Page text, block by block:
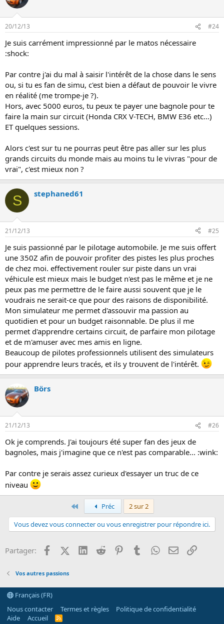
20/12/13 #24
Je suis carrément impressionné par le matos nécessaire
:shock:
Par contre j'ai du mal à saisir l'intérêt de la chose dans le sens
ou, si tu es fan de simu, c'est bien a défaut de pouvoir le vivre
en réalité (me trompe-je ?).
Hors, avec 5000 euros, tu peux te payer une bagnole pour te
faire la main sur circuit (Honda CRX V-TECH, BMW E36 etc...)
ET quelques sessions.
Alors c'est sur tu ne pourras peut être pas aller sur les plus
grands circuits du monde mais au moins tu le vivras "pour de
vrai", c'est mieux non ?
S stephaned61
21/12/13 #25
Je suis passionné par le pilotage automobile. Je me suis offert
une 350Z afin de pouvoir profiter des pistes les plus proches
de chez moi. effectivement rouler sur piste dans un vrai
véhicule est mieux mais le budget n'est pas le même et je ne
peux pas me permettre de le faire aussi souvent que je le
voudrais ne serait-ce que pour des raisons de disponibilité.
Mon simulateur me permet d'assouvir ma passion au
quotidien et pour un budget raisonnable. De plus il me
permet d'apprendre certains circuit, de parfaire mon pilotage
et de m'amuser avec mes amis en ligne.
Beaucoup de pilotes professionnels utilisent des simulateurs
pour apprendre leurs tracés, et ils y trouvent de l'intérêt.
Börs
21/12/13 #26
Ok je comprends. J'ai toujours été super fan des jeux de
bagnoles, mais j'imagine que ce n'est pas comparable... :wink:
Par contre je serais assez curieux d'essayer un truc de ce
niveau
PremierPréc
2 sur 2
Vous devez vous connecter ou vous enregistrer pour répondre ici.
Partager: FacebookX (Twitter)
LinkedInReddit PinterestTumblrWhatsApp
EmailLien
Vos autres passions
Français (FR)
Nous contacter
Termes et règles
Politique de confidentialité
Aide
Accueil
R